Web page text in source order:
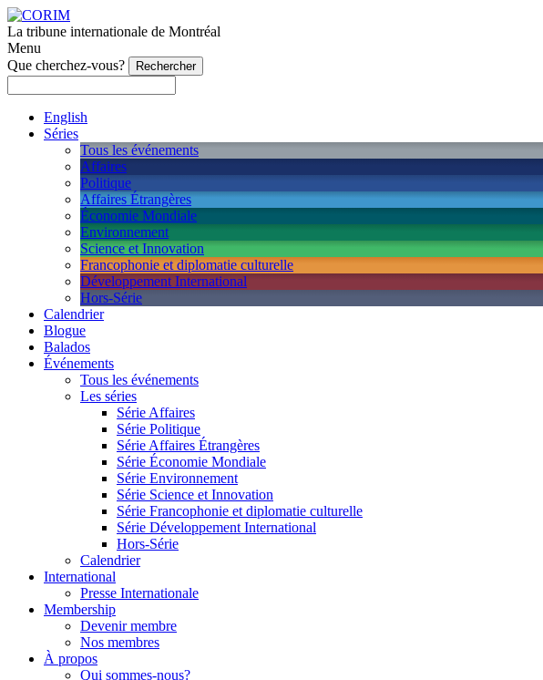
La tribune internationale de Montréal
Menu
Que cherchez-vous?
English
Séries
Tous les événements
Affaires
Politique
Affaires Étrangères
Économie Mondiale
Environnement
Science et Innovation
Francophonie et diplomatie culturelle
Développement International
Hors-Série
Calendrier
Blogue
Balados
Événements
Tous les événements
Les séries
Série Affaires
Série Politique
Série Affaires Étrangères
Série Économie Mondiale
Série Environnement
Série Science et Innovation
Série Francophonie et diplomatie culturelle
Série Développement International
Hors-Série
Calendrier
International
Presse Internationale
Membership
Devenir membre
Nos membres
À propos
Qui sommes-nous?